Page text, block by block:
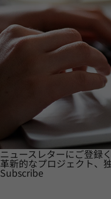
ニュースレターにご登録
革新的なプロジェクト、
Subscribe